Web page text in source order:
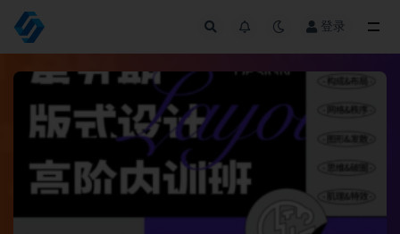
登录